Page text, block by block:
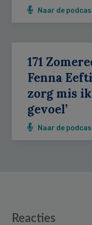
Naar de
171
Fenna
zorg mis
gevoel’
Naar de
Reader
Reacties